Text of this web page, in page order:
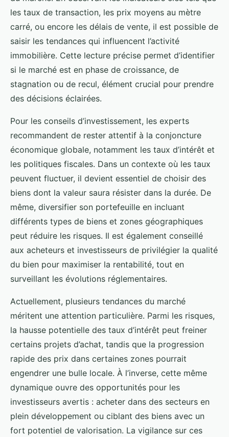
les taux de transaction, les prix moyens au mètre
carré, ou encore les délais de vente, il est possible de
saisir les tendances qui influencent l’activité
immobilière. Cette lecture précise permet d’identifier
si le marché est en phase de croissance, de
stagnation ou de recul, élément crucial pour prendre
des décisions éclairées.
Pour les conseils d’investissement, les experts
recommandent de rester attentif à la conjoncture
économique globale, notamment les taux d’intérêt et
les politiques fiscales. Dans un contexte où les taux
peuvent fluctuer, il devient essentiel de choisir des
biens dont la valeur saura résister dans la durée. De
même, diversifier son portefeuille en incluant
différents types de biens et zones géographiques
peut réduire les risques. Il est également conseillé
aux acheteurs et investisseurs de privilégier la qualité
du bien pour maximiser la rentabilité, tout en
surveillant les évolutions réglementaires.
Actuellement, plusieurs tendances du marché
méritent une attention particulière. Parmi les risques,
la hausse potentielle des taux d’intérêt peut freiner
certains projets d’achat, tandis que la progression
rapide des prix dans certaines zones pourrait
engendrer une bulle locale. À l’inverse, cette même
dynamique ouvre des opportunités pour les
investisseurs avertis : acheter dans des secteurs en
plein développement ou ciblant des biens avec un
fort potentiel de valorisation. La vigilance sur ces